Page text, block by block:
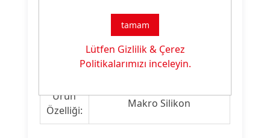
Ürün Nitelikleri
Apre Malzemesi
Ürün
Özelliği:
Makro Silikon
tamam
Lütfen Gizlilik & Çerez
Politikalarımızı inceleyin.